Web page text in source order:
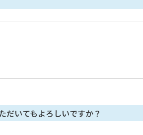
だいてもよろしいですか？